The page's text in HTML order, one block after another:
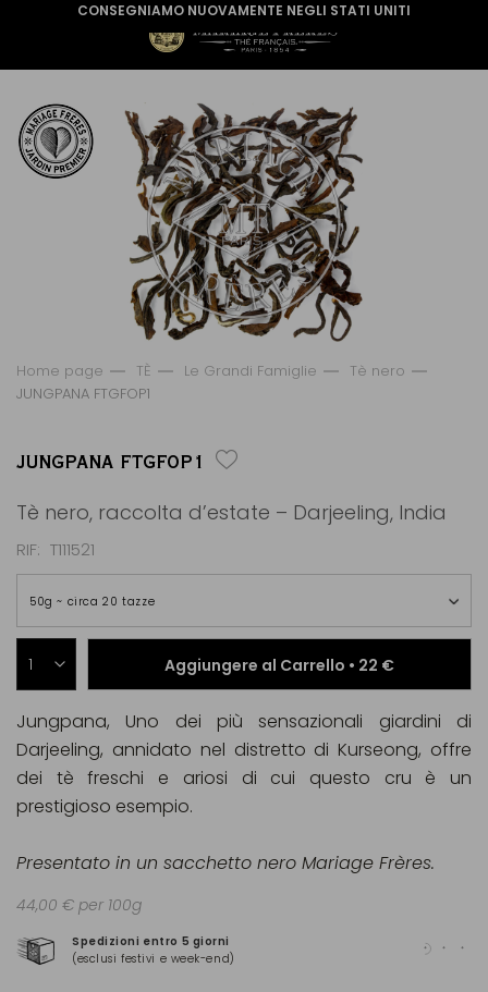
CONSEGNIAMO NUOVAMENTE NEGLI STATI UNITI
Home page TÈ Le Grandi Famiglie
Tè nero
JUNGPANA FTGFOP1
JUNGPANA FTGFOP1
Tè nero, raccolta d’estate – Darjeeling, India
RIF T111521
50g ~ circa 20 tazze
Aggiungere al Carrello • 22 €
Spedizioni entro 5 giorni
(esclusi festivi e week-end)
Jungpana, Uno dei più sensazionali giardini di
Darjeeling, annidato nel distretto di Kurseong, offre
dei tè freschi e ariosi di cui questo cru è un
prestigioso esempio.
Presentato in un sacchetto nero Mariage Frères.
44,00 € per 100g